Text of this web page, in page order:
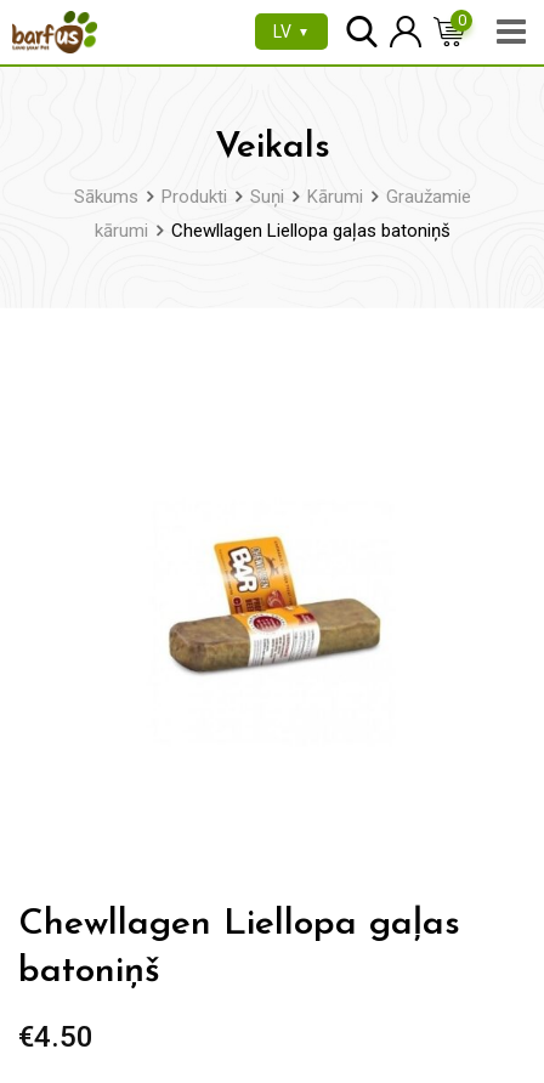
uz
LV ▼
0
Veikals
Sākums Produkti Suņi Kārumi
Graužamie
kārumi
Chewllagen Liellopa gaļas batoniņš
Chewllagen Liellopa gaļas
batoniņš
€4.50